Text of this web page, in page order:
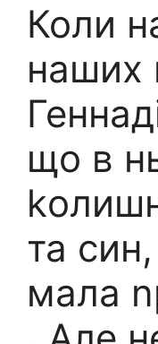
Коли
наших
що в
та
мала